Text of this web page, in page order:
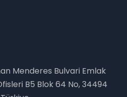
Menderes Bulvari Emlak
B5 Blok 64 No, 34494